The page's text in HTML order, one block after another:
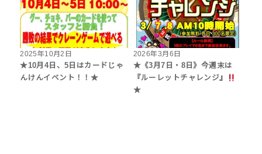
2025年10月2日
★10月4日、5日はカードじゃ
んけんイベント！！★
2026年3月6日
★《3月7日・8日》今週末は
『ルーレットチャレンジ』
★